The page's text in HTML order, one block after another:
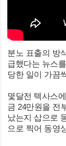
분노 표출의 방
급했다는 뉴스
당한 일이 가끔
몇달전 텍사스
금 24만원을 전
났는지 삽으로
으로 찍어 동영